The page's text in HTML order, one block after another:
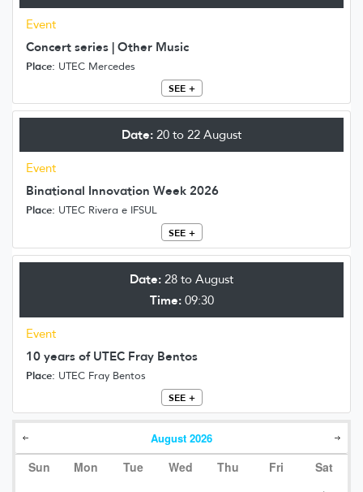
Event
Concert series | Other Music
Place: UTEC Mercedes
SEE +
Date: 20 to 22 August
Event
Binational Innovation Week 2026
Place: UTEC Rivera e IFSUL
SEE +
Date: 28 to August
Time:09:30
Event
10 years of UTEC Fray Bentos
Place: UTEC Fray Bentos
SEE +
August 2026
Sun Mon Tue Wed Thu Fri Sat